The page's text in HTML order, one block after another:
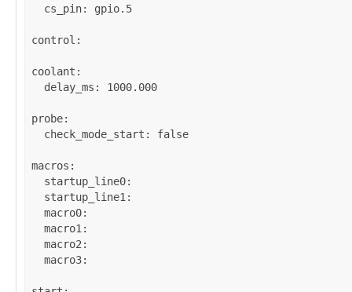
cs_pin: gpio.5
control :
coolant :
delay_ms : 1000.000
probe:
check_mode_start : false
macros :
startup_line0:
startup_line1 :
macro0:
macro1 :
macro2 :
macro3: